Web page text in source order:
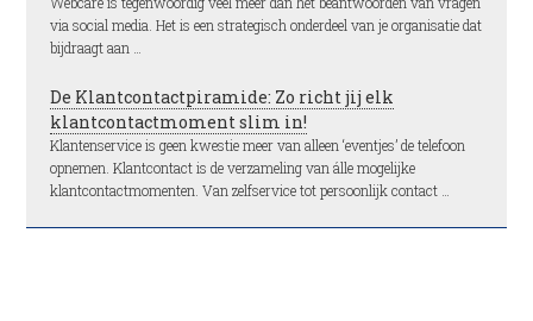
via social media. Het is een strategisch onderdeel van je organisatie dat
bijdraagt aan …
De Klantcontactpiramide: Zo richt jij elk
klantcontactmoment slim in!
Klantenservice is geen kwestie meer van alleen ‘eventjes’ de telefoon
opnemen. Klantcontact is de verzameling van álle mogelijke
klantcontactmomenten. Van zelfservice tot persoonlijk contact …